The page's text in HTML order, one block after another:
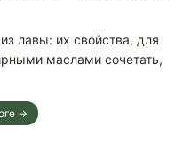
лавы: их свойства, для
маслами сочетать,
→